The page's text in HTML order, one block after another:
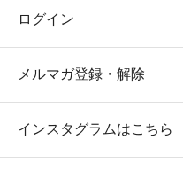
ログイン
メルマガ登録・解除
インスタグラムはこちら